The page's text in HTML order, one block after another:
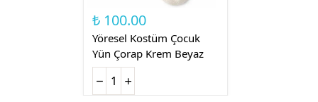
₺ 100.00
Yöresel Kostüm Çocuk
Yün Çorap Krem Beyaz